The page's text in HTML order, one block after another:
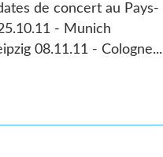
de concert au Pays-
- Munich
08.11.11 - Cologne...